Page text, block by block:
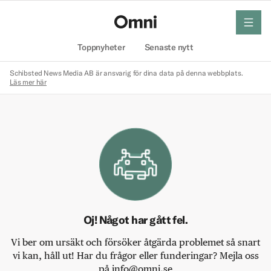
Toppnyheter Senaste nytt
meny
Schibsted News Media AB är ansvarig för dina data på denna webbplats.
Läs mer här
Oj! Något har gått fel.
Vi ber om ursäkt och försöker åtgärda problemet så snart
vi kan, håll ut! Har du frågor eller funderingar? Mejla oss